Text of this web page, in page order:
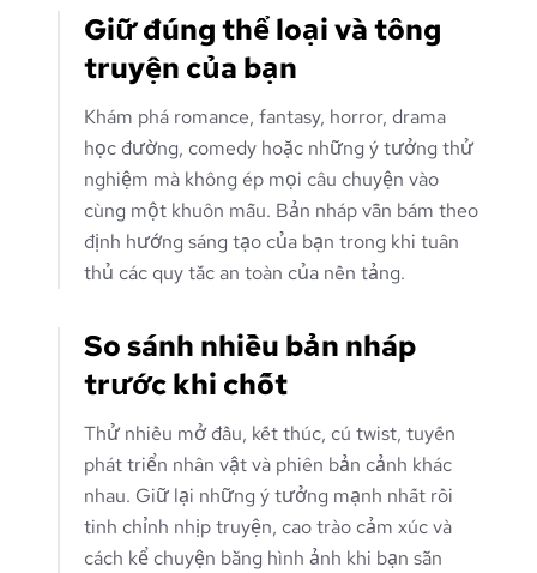
Giữ đúng thể loại và tông
truyện của bạn
Khám phá romance, fantasy, horror, drama
học đường, comedy hoặc những ý tưởng thử
nghiệm mà không ép mọi câu chuyện vào
cùng một khuôn mẫu. Bản nháp vẫn bám theo
định hướng sáng tạo của bạn trong khi tuân
thủ các quy tắc an toàn của nền tảng.
So sánh nhiều bản nháp
trước khi chốt
Thử nhiều mở đầu, kết thúc, cú twist, tuyến
phát triển nhân vật và phiên bản cảnh khác
nhau. Giữ lại những ý tưởng mạnh nhất rồi
tinh chỉnh nhịp truyện, cao trào cảm xúc và
cách kể chuyện bằng hình ảnh khi bạn sẵn